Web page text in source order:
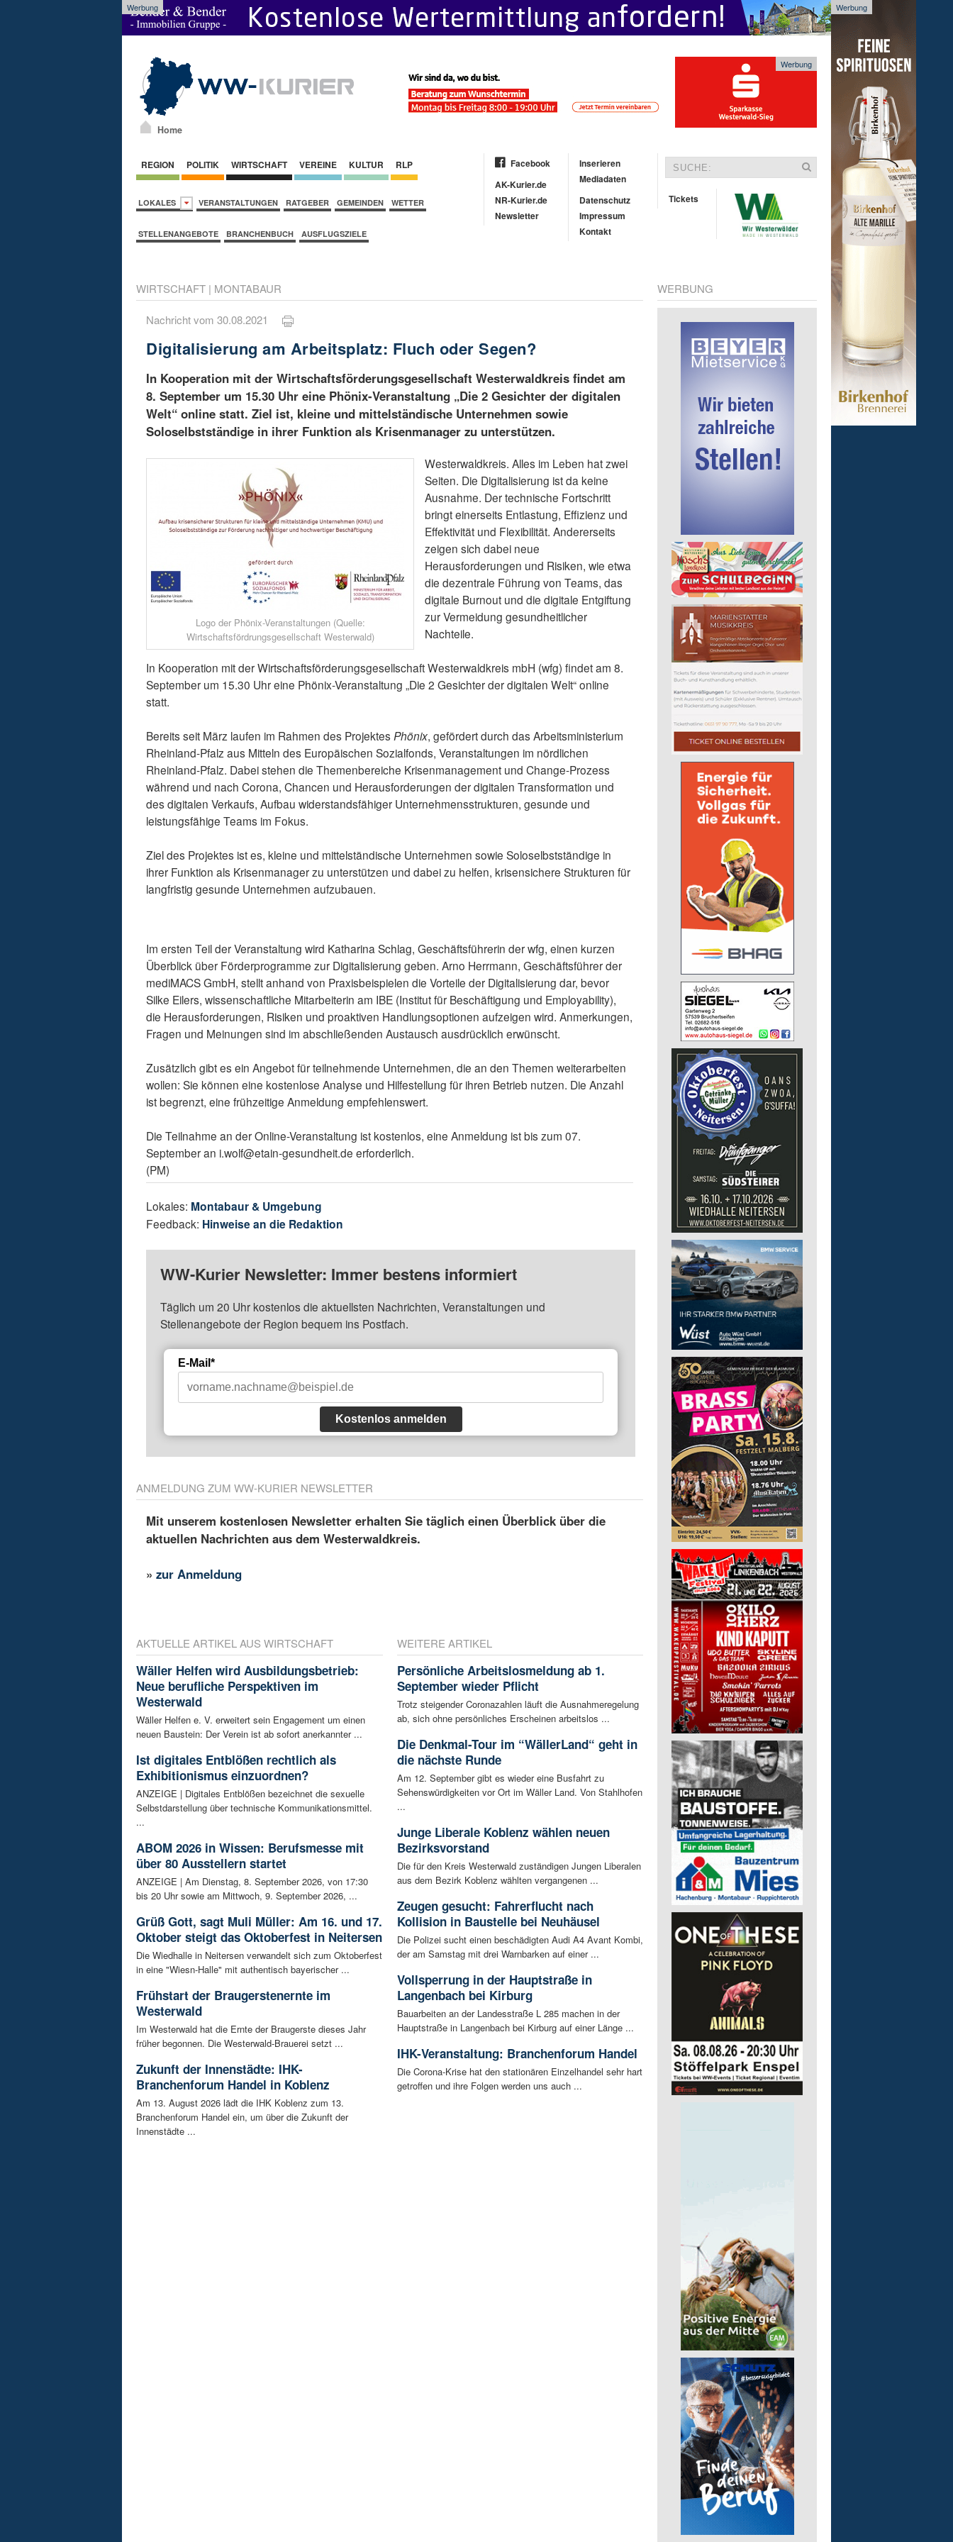
Werbung Werbung
Home
Werbung
REGION POLITIK WIRTSCHAFT VEREINE KULTUR RLP
LOKALES VERANSTALTUNGEN RATGEBER GEMEINDEN WETTER
STELLENANGEBOTE BRANCHENBUCH AUSFLUGSZIELE
Facebook
AK-Kurier.de
NR-Kurier.de
Newsletter
Inserieren
Mediadaten
Datenschutz
Impressum
Kontakt
Tickets
WIRTSCHAFT | MONTABAUR
Nachricht vom 30.08.2021
Digitalisierung am Arbeitsplatz: Fluch oder Segen?
In Kooperation mit der Wirtschaftsförderungsgesellschaft Westerwaldkreis findet am
8. September um 15.30 Uhr eine Phönix-Veranstaltung „Die 2 Gesichter der digitalen
Welt“ online statt. Ziel ist, kleine und mittelständische Unternehmen sowie
Soloselbstständige in ihrer Funktion als Krisenmanager zu unterstützen.
Logo der Phönix-Veranstaltungen (Quelle:
Wirtschaftsfördrungsgesellschaft Westerwald)
Westerwaldkreis. Alles im Leben hat zwei
Seiten. Die Digitalisierung ist da keine
Ausnahme. Der technische Fortschritt
bringt einerseits Entlastung, Effizienz und
Effektivität und Flexibilität. Andererseits
zeigen sich dabei neue
Herausforderungen und Risiken, wie etwa
die dezentrale Führung von Teams, das
digitale Burnout und die digitale Entgiftung
zur Vermeidung gesundheitlicher
Nachteile.
In Kooperation mit der Wirtschaftsförderungsgesellschaft Westerwaldkreis mbH (wfg) findet am 8.
September um 15.30 Uhr eine Phönix-Veranstaltung „Die 2 Gesichter der digitalen Welt“ online
statt.
Bereits seit März laufen im Rahmen des Projektes Phönix, gefördert durch das Arbeitsministerium
Rheinland-Pfalz aus Mitteln des Europäischen Sozialfonds, Veranstaltungen im nördlichen
Rheinland-Pfalz. Dabei stehen die Themenbereiche Krisenmanagement und Change-Prozess
während und nach Corona, Chancen und Herausforderungen der digitalen Transformation und
des digitalen Verkaufs, Aufbau widerstandsfähiger Unternehmensstrukturen, gesunde und
leistungsfähige Teams im Fokus.
Ziel des Projektes ist es, kleine und mittelständische Unternehmen sowie Soloselbstständige in
ihrer Funktion als Krisenmanager zu unterstützen und dabei zu helfen, krisensichere Strukturen für
langfristig gesunde Unternehmen aufzubauen.
Im ersten Teil der Veranstaltung wird Katharina Schlag, Geschäftsführerin der wfg, einen kurzen
Überblick über Förderprogramme zur Digitalisierung geben. Arno Herrmann, Geschäftsführer der
mediMACS GmbH, stellt anhand von Praxisbeispielen die Vorteile der Digitalisierung dar, bevor
Silke Eilers, wissenschaftliche Mitarbeiterin am IBE (Institut für Beschäftigung und Employability),
die Herausforderungen, Risiken und proaktiven Handlungsoptionen aufzeigen wird. Anmerkungen,
Fragen und Meinungen sind im abschließenden Austausch ausdrücklich erwünscht.
Zusätzlich gibt es ein Angebot für teilnehmende Unternehmen, die an den Themen weiterarbeiten
wollen: Sie können eine kostenlose Analyse und Hilfestellung für ihren Betrieb nutzen. Die Anzahl
ist begrenzt, eine frühzeitige Anmeldung empfehlenswert.
Die Teilnahme an der Online-Veranstaltung ist kostenlos, eine Anmeldung ist bis zum 07.
September an i.wolf@etain-gesundheit.de erforderlich.
(PM)
Lokales: Montabaur & Umgebung
Feedback: Hinweise an die Redaktion
WW-Kurier Newsletter: Immer bestens informiert
Täglich um 20 Uhr kostenlos die aktuellsten Nachrichten, Veranstaltungen und
Stellenangebote der Region bequem ins Postfach.
E-Mail*
Kostenlos anmelden
ANMELDUNG ZUM WW-KURIER NEWSLETTER
Mit unserem kostenlosen Newsletter erhalten Sie täglich einen Überblick über die
aktuellen Nachrichten aus dem Westerwaldkreis.
»zur Anmeldung
AKTUELLE ARTIKEL AUS WIRTSCHAFT
Wäller Helfen wird Ausbildungsbetrieb:
Neue berufliche Perspektiven im
Westerwald
Wäller Helfen e. V. erweitert sein Engagement um einen
neuen Baustein: Der Verein ist ab sofort anerkannter ...
Ist digitales Entblößen rechtlich als
Exhibitionismus einzuordnen?
ANZEIGE | Digitales Entblößen bezeichnet die sexuelle
Selbstdarstellung über technische Kommunikationsmittel.
...
ABOM 2026 in Wissen: Berufsmesse mit
über 80 Ausstellern startet
ANZEIGE | Am Dienstag, 8. September 2026, von 17:30
bis 20 Uhr sowie am Mittwoch, 9. September 2026, ...
Grüß Gott, sagt Muli Müller: Am 16. und 17.
Oktober steigt das Oktoberfest in Neitersen
Die Wiedhalle in Neitersen verwandelt sich zum Oktoberfest
in eine "Wiesn-Halle" mit authentisch bayerischer ...
Frühstart der Braugerstenernte im
Westerwald
Im Westerwald hat die Ernte der Braugerste dieses Jahr
früher begonnen. Die Westerwald-Brauerei setzt ...
Zukunft der Innenstädte: IHK-
Branchenforum Handel in Koblenz
Am 13. August 2026 lädt die IHK Koblenz zum 13.
Branchenforum Handel ein, um über die Zukunft der
Innenstädte ...
WEITERE ARTIKEL
Persönliche Arbeitslosmeldung ab 1.
September wieder Pflicht
Trotz steigender Coronazahlen läuft die Ausnahmeregelung
ab, sich ohne persönliches Erscheinen arbeitslos ...
Die Denkmal-Tour im “WällerLand“ geht in
die nächste Runde
Am 12. September gibt es wieder eine Busfahrt zu
Sehenswürdigkeiten vor Ort im Wäller Land. Von Stahlhofen
...
Junge Liberale Koblenz wählen neuen
Bezirksvorstand
Die für den Kreis Westerwald zuständigen Jungen Liberalen
aus dem Bezirk Koblenz wählten vergangenen ...
Zeugen gesucht: Fahrerflucht nach
Kollision in Baustelle bei Neuhäusel
Die Polizei sucht einen beschädigten Audi A4 Avant Kombi,
der am Samstag mit drei Warnbarken auf einer ...
Vollsperrung in der Hauptstraße in
Langenbach bei Kirburg
Bauarbeiten an der Landesstraße L 285 machen in der
Hauptstraße in Langenbach bei Kirburg auf einer Länge ...
IHK-Veranstaltung: Branchenforum Handel
Die Corona-Krise hat den stationären Einzelhandel sehr hart
getroffen und ihre Folgen werden uns auch ...
WERBUNG